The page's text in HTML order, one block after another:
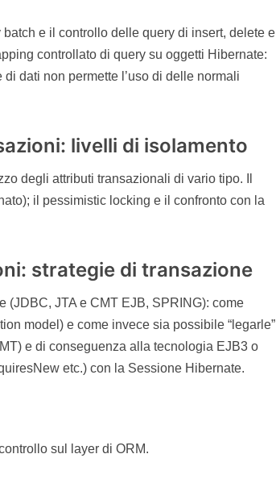
e il controllo delle query di insert, delete e
controllato di query su oggetti Hibernate:
dati non permette l’uso di delle normali
livelli di isolamento
degli attributi transazionali di vario tipo. Il
il pessimistic locking e il confronto con la
strategie di transazione
(JDBC, JTA e CMT EJB, SPRING): come
model) e come invece sia possibile “legarle”
e di conseguenza alla tecnologia EJB3 o
etc.) con la Sessione Hibernate.
sul layer di ORM.